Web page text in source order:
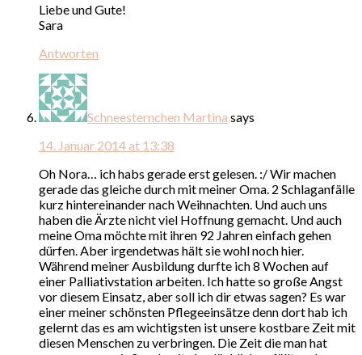
Liebe und Gute!
Sara
Antworten
Schneesternchen Martina says
14. Januar 2014 at 13:38
Oh Nora… ich habs gerade erst gelesen. :/ Wir machen
gerade das gleiche durch mit meiner Oma. 2 Schlaganfälle
kurz hintereinander nach Weihnachten. Und auch uns
haben die Ärzte nicht viel Hoffnung gemacht. Und auch
meine Oma möchte mit ihren 92 Jahren einfach gehen
dürfen. Aber irgendetwas hält sie wohl noch hier.
Während meiner Ausbildung durfte ich 8 Wochen auf
einer Palliativstation arbeiten. Ich hatte so große Angst
vor diesem Einsatz, aber soll ich dir etwas sagen? Es war
einer meiner schönsten Pflegeeinsätze denn dort hab ich
gelernt das es am wichtigsten ist unsere kostbare Zeit mit
diesen Menschen zu verbringen. Die Zeit die man hat